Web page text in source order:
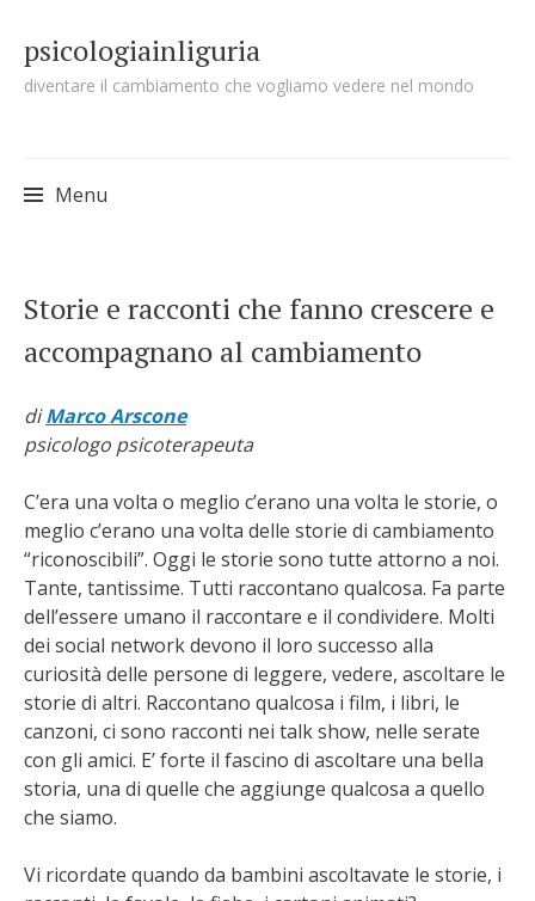
psicologiainliguria
diventare il cambiamento che vogliamo vedere nel mondo
Menu
Storie e racconti che fanno crescere e
accompagnano al cambiamento
diMarco Arscone
psicologo psicoterapeuta
C’era una volta o meglio c’erano una volta le storie, o
meglio c’erano una volta delle storie di cambiamento
“riconoscibili”. Oggi le storie sono tutte attorno a noi.
Tante, tantissime. Tutti raccontano qualcosa. Fa parte
dell’essere umano il raccontare e il condividere. Molti
dei social network devono il loro successo alla
curiosità delle persone di leggere, vedere, ascoltare le
storie di altri. Raccontano qualcosa i film, i libri, le
canzoni, ci sono racconti nei talk show, nelle serate
con gli amici. E’ forte il fascino di ascoltare una bella
storia, una di quelle che aggiunge qualcosa a quello
che siamo.
Vi ricordate quando da bambini ascoltavate le storie, i